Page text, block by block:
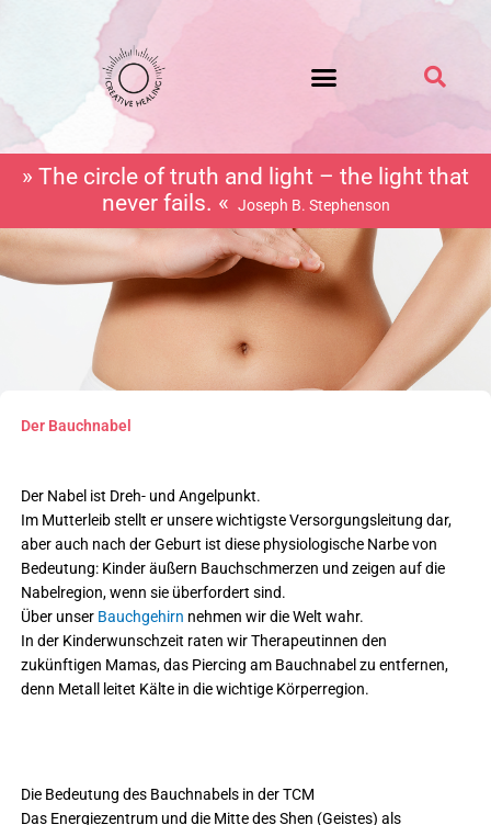
» The circle of truth and light – the light that
never fails. « Joseph B. Stephenson
Der Bauchnabel
Der Nabel ist Dreh- und Angelpunkt.
Im Mutterleib stellt er unsere wichtigste Versorgungsleitung dar,
aber auch nach der Geburt ist diese physiologische Narbe von
Bedeutung: Kinder äußern Bauchschmerzen und zeigen auf die
Nabelregion, wenn sie überfordert sind.
Über unser Bauchgehirn nehmen wir die Welt wahr.
In der Kinderwunschzeit raten wir Therapeutinnen den
zukünftigen Mamas, das Piercing am Bauchnabel zu entfernen,
denn Metall leitet Kälte in die wichtige Körperregion.
Die Bedeutung des Bauchnabels in der TCM
Das Energiezentrum und die Mitte des Shen (Geistes) als